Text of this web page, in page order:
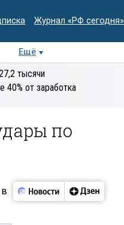
Журнал «РФ сегодня»
Ещё
тысячи
40% от заработка
по